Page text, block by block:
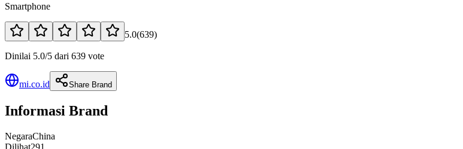
Smartphone
5.0(639)
Dinilai 5.0/5 dari 639 vote
mi.co.id Share Brand
Informasi Brand
NegaraChina
Dilihat291